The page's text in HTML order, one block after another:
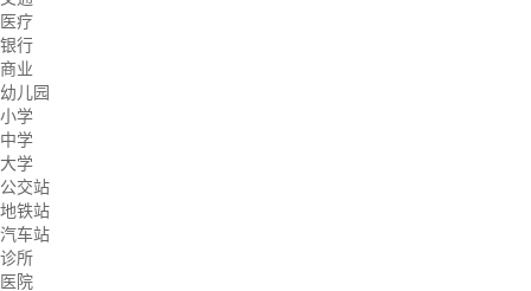
医疗
银行
商业
幼儿园
小学
中学
大学
公交站
地铁站
汽车站
诊所
医院